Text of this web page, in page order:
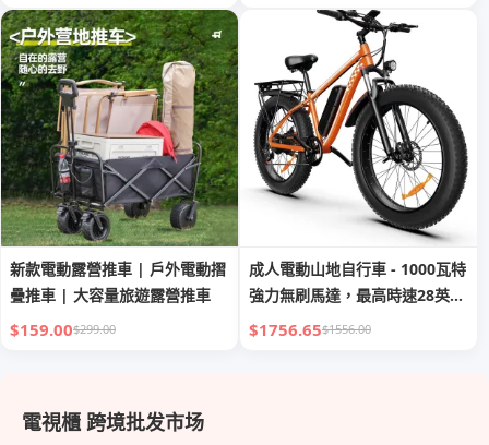
新款電動露營推車 | 戶外電動摺
疊推車 | 大容量旅遊露營推車
$159.00$299.00
成人電動山地自行車 - 1000瓦特
強力無刷馬達，最高時速28英
里/小時，80牛頓米扭矩，最大
$1756.65$1556.00
電視櫃 跨境批发市场